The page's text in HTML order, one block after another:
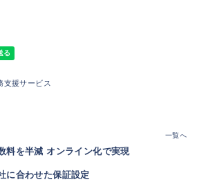
支援サービス
一覧へ
料を半減 オンライン化で実現
に合わせた保証設定